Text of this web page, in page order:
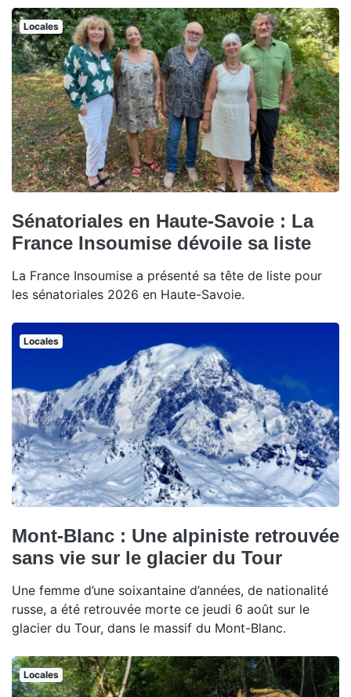
Locales
Sénatoriales en Haute-Savoie : La
France Insoumise dévoile sa liste
La France Insoumise a présenté sa tête de liste pour
les sénatoriales 2026 en Haute-Savoie.
Locales
Mont-Blanc : Une alpiniste retrouvée
sans vie sur le glacier du Tour
Une femme d’une soixantaine d’années, de nationalité
russe, a été retrouvée morte ce jeudi 6 août sur le
glacier du Tour, dans le massif du Mont-Blanc.
Locales